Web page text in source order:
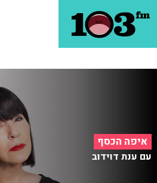
איפה הכסף
עם ענת דוידוב